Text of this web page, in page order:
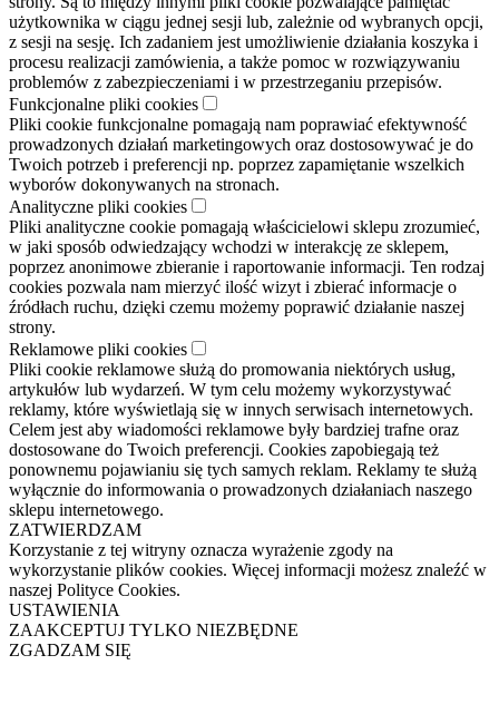
użytkownika w ciągu jednej sesji lub, zależnie od wybranych opcji,
z sesji na sesję. Ich zadaniem jest umożliwienie działania koszyka i
procesu realizacji zamówienia, a także pomoc w rozwiązywaniu
problemów z zabezpieczeniami i w przestrzeganiu przepisów.
Funkcjonalne pliki cookies
Pliki cookie funkcjonalne pomagają nam poprawiać efektywność
prowadzonych działań marketingowych oraz dostosowywać je do
Twoich potrzeb i preferencji np. poprzez zapamiętanie wszelkich
wyborów dokonywanych na stronach.
Analityczne pliki cookies
Pliki analityczne cookie pomagają właścicielowi sklepu zrozumieć,
w jaki sposób odwiedzający wchodzi w interakcję ze sklepem,
poprzez anonimowe zbieranie i raportowanie informacji. Ten rodzaj
cookies pozwala nam mierzyć ilość wizyt i zbierać informacje o
źródłach ruchu, dzięki czemu możemy poprawić działanie naszej
strony.
Reklamowe pliki cookies
Pliki cookie reklamowe służą do promowania niektórych usług,
artykułów lub wydarzeń. W tym celu możemy wykorzystywać
reklamy, które wyświetlają się w innych serwisach internetowych.
Celem jest aby wiadomości reklamowe były bardziej trafne oraz
dostosowane do Twoich preferencji. Cookies zapobiegają też
ponownemu pojawianiu się tych samych reklam. Reklamy te służą
wyłącznie do informowania o prowadzonych działaniach naszego
sklepu internetowego.
ZATWIERDZAM
Korzystanie z tej witryny oznacza wyrażenie zgody na
wykorzystanie plików cookies. Więcej informacji możesz znaleźć w
naszej Polityce Cookies.
USTAWIENIA
ZAAKCEPTUJ TYLKO NIEZBĘDNE
ZGADZAM SIĘ